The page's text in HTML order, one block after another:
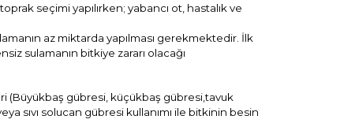
seçimi yapılırken; yabancı ot, hastalık ve
az miktarda yapılması gerekmektedir. İlk
sulamanın bitkiye zararı olacağı
(Büyükbaş gübresi, küçükbaş gübresi,tavuk
sıvı solucan gübresi kullanımı ile bitkinin besin